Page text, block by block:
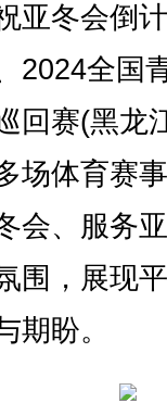
亚冬会倒
2024全国
回赛(黑龙
场体育赛
会、服务
围，展现
期盼。